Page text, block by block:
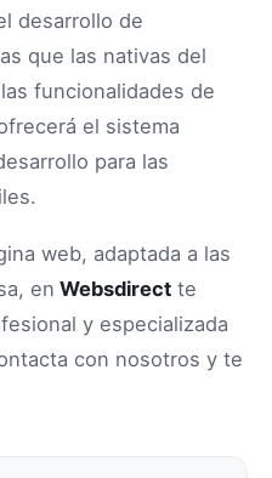
desarrollo de
que las nativas del
funcionalidades de
el sistema
para las
web, adaptada a las
en Websdirect te
y especializada
con nosotros y te